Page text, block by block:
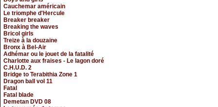
Cauchemar américain
Le triomphe d'Hercule
Breaker breaker
Breaking the waves
Bricol girls
Treize à la douzaine
Bronx à Bel-Air
Adhémar ou le jouet de la fatalité
Charlotte aux fraises - Le lagon doré
C.H.U.D. 2
Bridge to Terabithia Zone 1
Dragon ball vol 11
Fatal
Fatal blade
Demetan DVD 08